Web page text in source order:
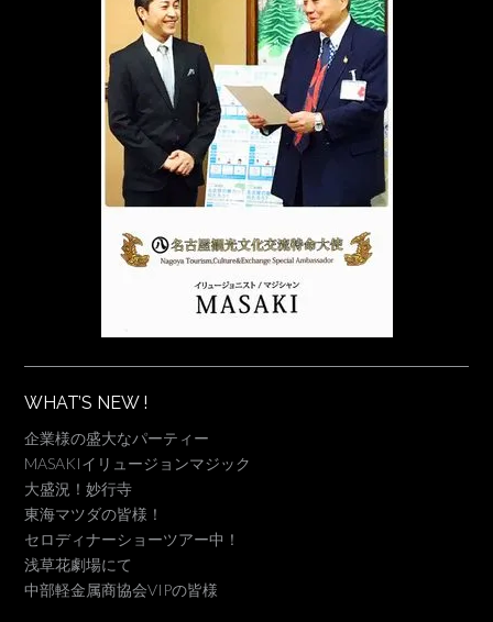
WHAT’S NEW !
企業様の盛大なパーティー
MASAKIイリュージョンマジック
大盛況！妙行寺
東海マツダの皆様！
セロディナーショーツアー中！
浅草花劇場にて
中部軽金属商協会VIPの皆様